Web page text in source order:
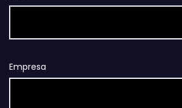
Empresa